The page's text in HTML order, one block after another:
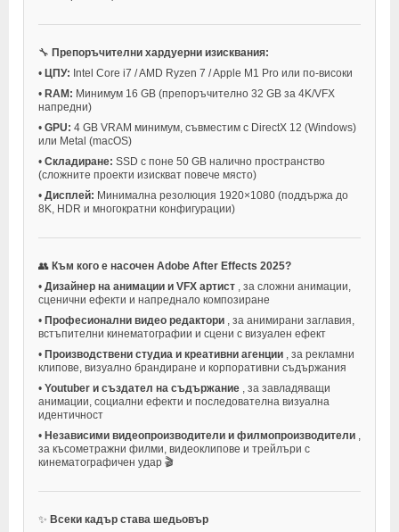
🔧 Препоръчителни хардуерни изисквания:
• ЦПУ: Intel Core i7 / AMD Ryzen 7 / Apple M1 Pro или по-високи
• RAM: Минимум 16 GB (препоръчително 32 GB за 4K/VFX
напредни)
• GPU: 4 GB VRAM минимум, съвместим с DirectX 12 (Windows)
или Metal (macOS)
• Складиране: SSD с поне 50 GB налично пространство
(сложните проекти изискват повече място)
• Дисплей: Минимална резолюция 1920×1080 (поддържа до
8K, HDR и многократни конфигурации)
👥 Към кого е насочен Adobe After Effects 2025?
• Дизайнер на анимации и VFX артист
, за сложни анимации,
сценични ефекти и напреднало композиране
• Професионални видео редактори
, за анимирани заглавия,
встъпителни кинематографии и сцени с визуален ефект
• Производствени студиа и креативни агенции
, за рекламни
клипове, визуално брандиране и корпоративни съдържания
• Youtuber и създател на съдържание
, за завладяващи
анимации, социални ефекти и последователна визуална
идентичност
• Независими видеопроизводители и филмопроизводители
за късометражни филми, видеоклипове и трейлъри с
кинематографичен удар 🎬
✨ Всеки кадър става шедьовър